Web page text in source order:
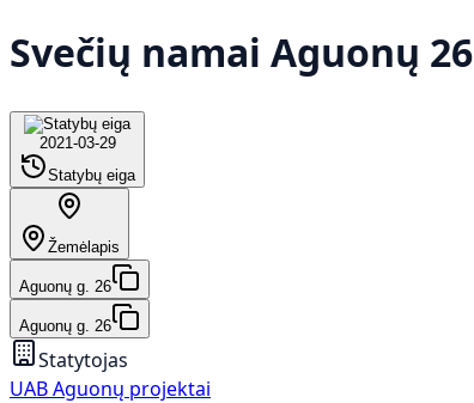
Svečių namai Aguonų 26
2021-03-29
Statybų eiga
Žemėlapis
Aguonų g. 26
Aguonų g. 26
Statytojas
UAB Aguonų projektai